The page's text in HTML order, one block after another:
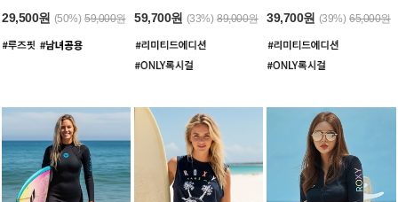
29,500원 (50%) 59,000원 59,700원 (33%) 89,000원 39,700원 (39%) 65,000원